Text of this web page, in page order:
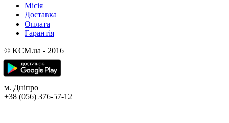
Місія
Доставка
Оплата
Гарантія
© KCM.ua - 2016
м. Дніпро
+38 (056) 376-57-12